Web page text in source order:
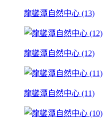
龍鑾潭自然中心 (13)
龍鑾潭自然中心 (12)
龍鑾潭自然中心 (11)